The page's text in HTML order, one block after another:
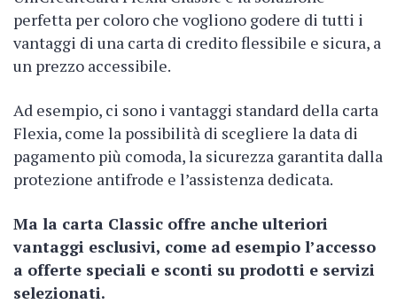
perfetta per coloro che vogliono godere di tutti i
vantaggi di una carta di credito flessibile e sicura, a
un prezzo accessibile.
Ad esempio, ci sono i vantaggi standard della carta
Flexia, come la possibilità di scegliere la data di
pagamento più comoda, la sicurezza garantita dalla
protezione antifrode e l’assistenza dedicata.
Ma la carta Classic offre anche ulteriori
vantaggi esclusivi, come ad esempio l’accesso
a offerte speciali e sconti su prodotti e servizi
selezionati.